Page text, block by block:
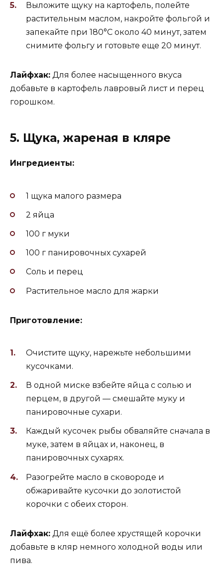
Выложите щуку на картофель, полейте
растительным маслом, накройте фольгой и
запекайте при 180°C около 40 минут, затем
снимите фольгу и готовьте еще 20 минут.
Лайфхак: Для более насыщенного вкуса
добавьте в картофель лавровый лист и перец
горошком.
5. Щука, жареная в кляре
Ингредиенты:
1 щука малого размера
2 яйца
100 г муки
100 г панировочных сухарей
Соль и перец
Растительное масло для жарки
Приготовление:
Очистите щуку, нарежьте небольшими
кусочками.
В одной миске взбейте яйца с солью и
перцем, в другой — смешайте муку и
панировочные сухари.
Каждый кусочек рыбы обваляйте сначала в
муке, затем в яйцах и, наконец, в
панировочных сухарях.
Разогрейте масло в сковороде и
обжаривайте кусочки до золотистой
корочки с обеих сторон.
Лайфхак: Для ещё более хрустящей корочки
добавьте в кляр немного холодной воды или
пива.